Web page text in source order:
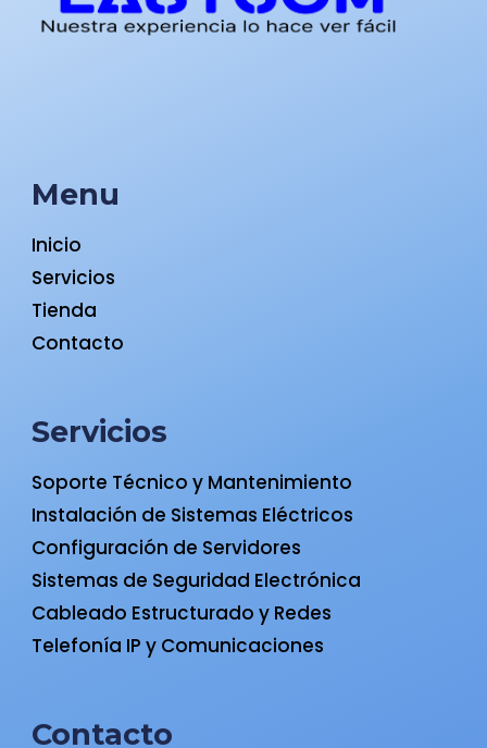
Menu
Inicio
Servicios
Tienda
Contacto
Servicios
Soporte Técnico y Mantenimiento
Instalación de Sistemas Eléctricos
Configuración de Servidores
Sistemas de Seguridad Electrónica
Cableado Estructurado y Redes
Telefonía IP y Comunicaciones
Contacto